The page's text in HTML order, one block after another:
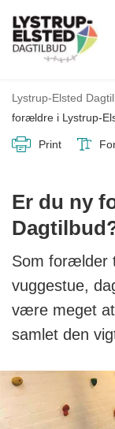
Lystrup-Elsted
forældre i Lystrup-
Print
Er du ny
Som forælder
vuggestue,
være meget
samlet den